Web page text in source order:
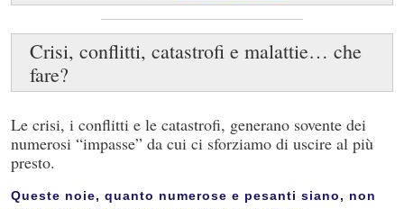
Crisi, conflitti, catastrofi e malattie… che
fare?
Le crisi, i conflitti e le catastrofi, generano sovente dei
numerosi “impasse” da cui ci sforziamo di uscire al più
presto.
Queste noie, quanto numerose e pesanti siano, non